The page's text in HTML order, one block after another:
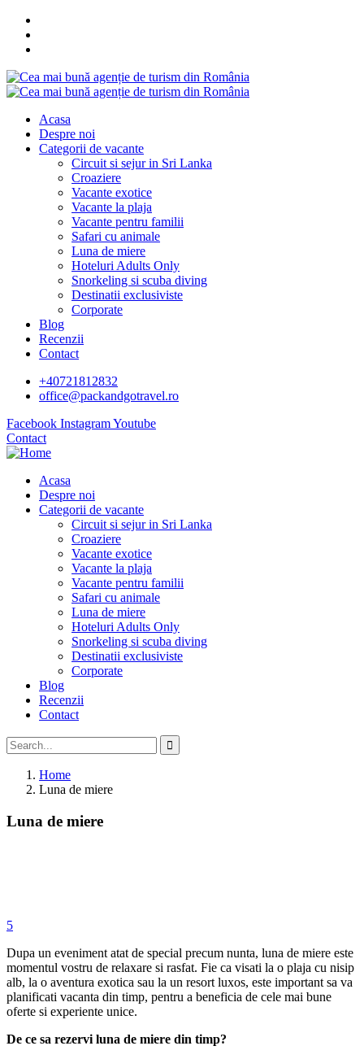
Acasa
Despre noi
Categorii de vacante
Circuit si sejur in Sri Lanka
Croaziere
Vacante exotice
Vacante la plaja
Vacante pentru familii
Safari cu animale
Luna de miere
Hoteluri Adults Only
Snorkeling si scuba diving
Destinatii exclusiviste
Corporate
Blog
Recenzii
Contact
+40721812832
office@packandgotravel.ro
Facebook InstagramYoutube
Contact
Acasa
Despre noi
Categorii de vacante
Circuit si sejur in Sri Lanka
Croaziere
Vacante exotice
Vacante la plaja
Vacante pentru familii
Safari cu animale
Luna de miere
Hoteluri Adults Only
Snorkeling si scuba diving
Destinatii exclusiviste
Corporate
Blog
Recenzii
Contact
Home
Luna de miere
Luna de miere
5
Dupa un eveniment atat de special precum nunta, luna de miere este
momentul vostru de relaxare si rasfat. Fie ca visati la o plaja cu nisip
alb, la o aventura exotica sau la un resort luxos, este important sa va
planificati vacanta din timp, pentru a beneficia de cele mai bune
oferte si experiente unice.
De ce sa rezervi luna de miere din timp?